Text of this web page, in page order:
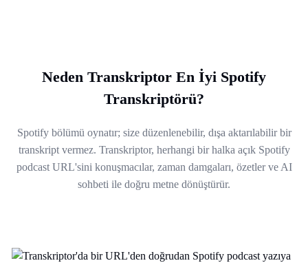
Neden Transkriptor En İyi Spotify
Transkriptörü?
Spotify bölümü oynatır; size düzenlenebilir, dışa aktarılabilir bir
transkript vermez. Transkriptor, herhangi bir halka açık Spotify
podcast URL'sini konuşmacılar, zaman damgaları, özetler ve AI
sohbeti ile doğru metne dönüştürür.